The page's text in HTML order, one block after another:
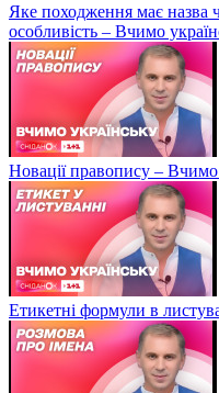
Яке походження має назва
особливість – Вчимо
Новації правопису – Вчимо
Етикетні формули в